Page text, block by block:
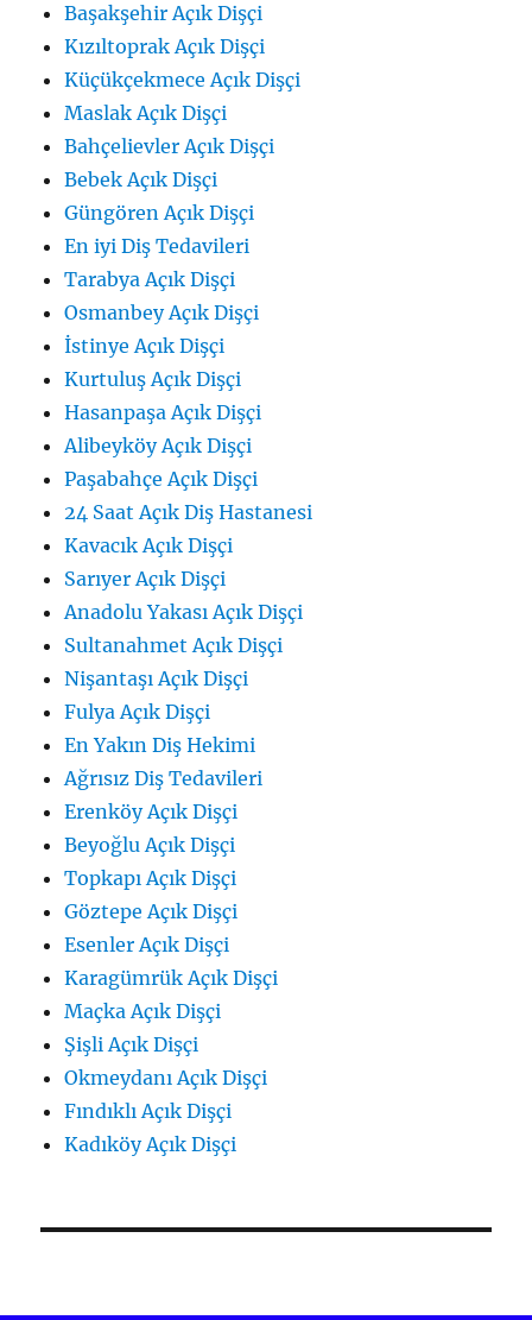
Başakşehir Açık Dişçi
Kızıltoprak Açık Dişçi
Küçükçekmece Açık Dişçi
Maslak Açık Dişçi
Bahçelievler Açık Dişçi
Bebek Açık Dişçi
Güngören Açık Dişçi
En iyi Diş Tedavileri
Tarabya Açık Dişçi
Osmanbey Açık Dişçi
İstinye Açık Dişçi
Kurtuluş Açık Dişçi
Hasanpaşa Açık Dişçi
Alibeyköy Açık Dişçi
Paşabahçe Açık Dişçi
24 Saat Açık Diş Hastanesi
Kavacık Açık Dişçi
Sarıyer Açık Dişçi
Anadolu Yakası Açık Dişçi
Sultanahmet Açık Dişçi
Nişantaşı Açık Dişçi
Fulya Açık Dişçi
En Yakın Diş Hekimi
Ağrısız Diş Tedavileri
Erenköy Açık Dişçi
Beyoğlu Açık Dişçi
Topkapı Açık Dişçi
Göztepe Açık Dişçi
Esenler Açık Dişçi
Karagümrük Açık Dişçi
Maçka Açık Dişçi
Şişli Açık Dişçi
Okmeydanı Açık Dişçi
Fındıklı Açık Dişçi
Kadıköy Açık Dişçi